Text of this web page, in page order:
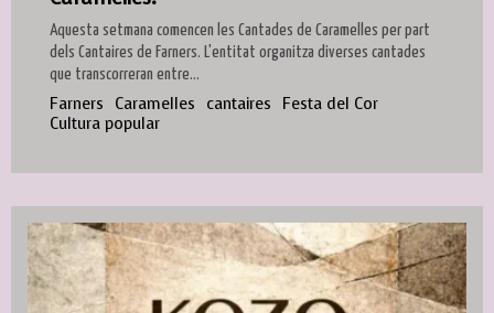
Aquesta setmana comencen les Cantades de Caramelles per part
dels Cantaires de Farners. L'entitat organitza diverses cantades
que transcorreran entre...
Farners Caramelles cantaires
Festa del Cor
Cultura popular